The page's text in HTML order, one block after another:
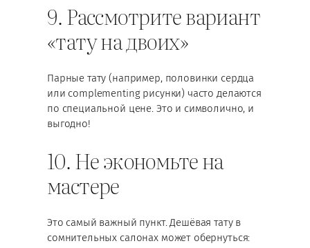
9. Рассмотрите вариант
«тату на двоих»
Парные тату (например, половинки сердца
или complementing рисунки) часто делаются
по специальной цене. Это и символично, и
выгодно!
10. Не экономьте на
мастере
Это самый важный пункт. Дешёвая тату в
сомнительных салонах может обернуться: